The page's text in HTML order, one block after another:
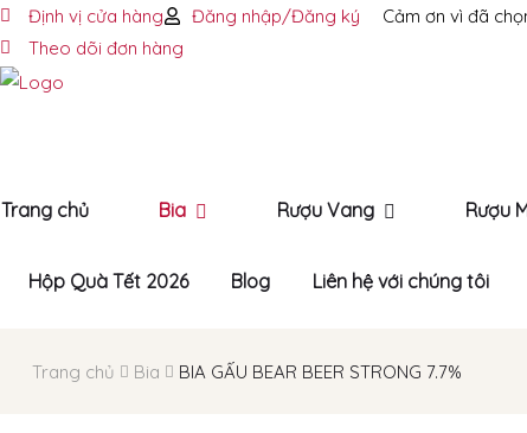
Định vị cửa hàng
Đăng nhập/Đăng ký
Theo dõi đơn hàng
Cảm ơn vì đã
Trang chủ Bia Rượu Vang Rượu
Hộp Quà Tết 2026 Blog Liên hệ với chúng tôi
Trang chủ Bia BIA GẤU BEAR BEER STRONG 7.7%